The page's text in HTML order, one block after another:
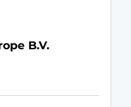
B.V.